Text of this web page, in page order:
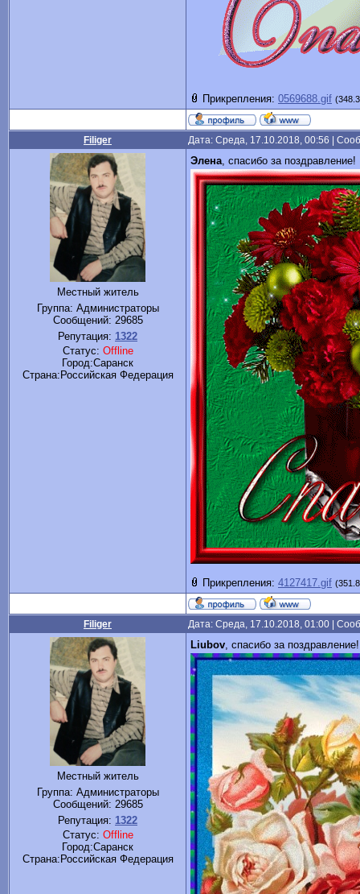
Прикрепления: 0569688.gif
Filiger Дата: Среда, 17.10.2018, 00:56 |
Местный житель
Группа: Администраторы
Сообщений: 29685
Репутация: 1322
Статус: Offline
Город:Саранск
Cтрана:Российская Федерация
Элена , спасибо за поздравление!
Прикрепления: 4127417.gif
Filiger Дата: Среда, 17.10.2018, 01:00 |
Местный житель
Группа: Администраторы
Сообщений: 29685
Репутация: 1322
Статус: Offline
Город:Саранск
Cтрана:Российская Федерация
Liubov , спасибо за